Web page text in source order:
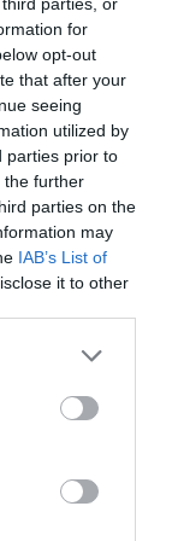
for
opt-out
that after your
seeing
utilized by
parties prior to
the further
parties on the
may
IAB’s List of
it to other
more Google
may click to
party tags to
below Google